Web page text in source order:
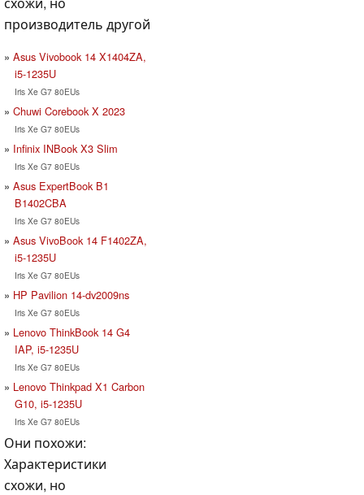
производитель другой
Asus Vivobook 14 X1404ZA,
i5-1235U
Iris Xe G7 80EUs
Chuwi Corebook X 2023
Iris Xe G7 80EUs
Infinix INBook X3 Slim
Iris Xe G7 80EUs
Asus ExpertBook B1
B1402CBA
Iris Xe G7 80EUs
Asus VivoBook 14 F1402ZA,
i5-1235U
Iris Xe G7 80EUs
HP Pavilion 14-dv2009ns
Iris Xe G7 80EUs
Lenovo ThinkBook 14 G4
IAP, i5-1235U
Iris Xe G7 80EUs
Lenovo Thinkpad X1 Carbon
G10, i5-1235U
Iris Xe G7 80EUs
Они похожи:
Характеристики
схожи, но